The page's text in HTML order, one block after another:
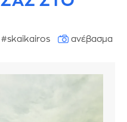
#skaikairos
ανέβασμα